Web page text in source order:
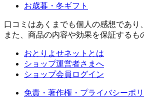
お歳暮・冬ギフト
口コミはあくまでも個人の感想であり
また、商品の内容や効果を保証するも
おとりよせネットとは
ショップ運営者さまへ
ショップ会員ログイン
免責・著作権・プライバシーポ